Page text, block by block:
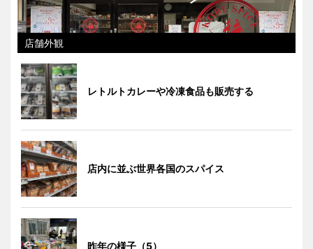
店舗外観
レトルトカレーや冷凍食品も販売する
店内に並ぶ世界各国のスパイス
昨年の様子（5）